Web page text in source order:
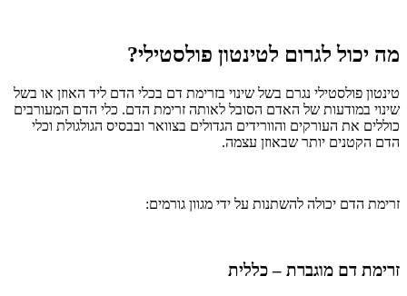
מה יכול לגרום לטינטון פולסטילי?
טינטון פולסטילי נגרם בשל שינוי בזרימת דם בכלי הדם ליד האוזן או בשל
שינוי במודעות של האדם הסובל לאותה זרימת הדם. כלי הדם המעורבים
כוללים את העורקים והוורידים הגדולים בצוואר ובבסיס הגולגולת וכלי
הדם הקטנים יותר שבאוזן עצמה.
זרימת הדם יכולה להשתנות על ידי מגוון גורמים:
זרימת דם מוגברת – כללית